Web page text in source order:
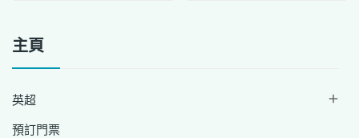
主頁
英超 
預訂門票